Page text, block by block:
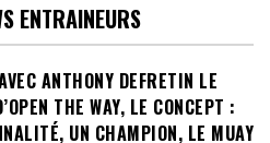
ENTRAINEURS
ANTHONY DEFRETIN LE
THE WAY, LE CONCEPT :
UN CHAMPION, LE MUAY